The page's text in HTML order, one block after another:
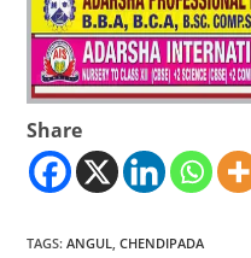
Share
TAGS:ANGUL, CHENDIPADA